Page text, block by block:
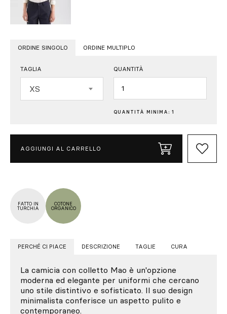
ORDINE SINGOLO ORDINE MULTIPLO
TAGLIA
XS
QUANTITÀ
QUANTITÀ MINIMA: 1
AGGIUNGI AL CARRELLO
FATTO IN
TURCHIA
COTONE
ORGANICO
PERCHÉ CI PIACE DESCRIZIONE TAGLIE CURA
La camicia con colletto Mao è un'opzione
moderna ed elegante per uniformi che cercano
uno stile distintivo e sofisticato. Il suo design
minimalista conferisce un aspetto pulito e
contemporaneo.